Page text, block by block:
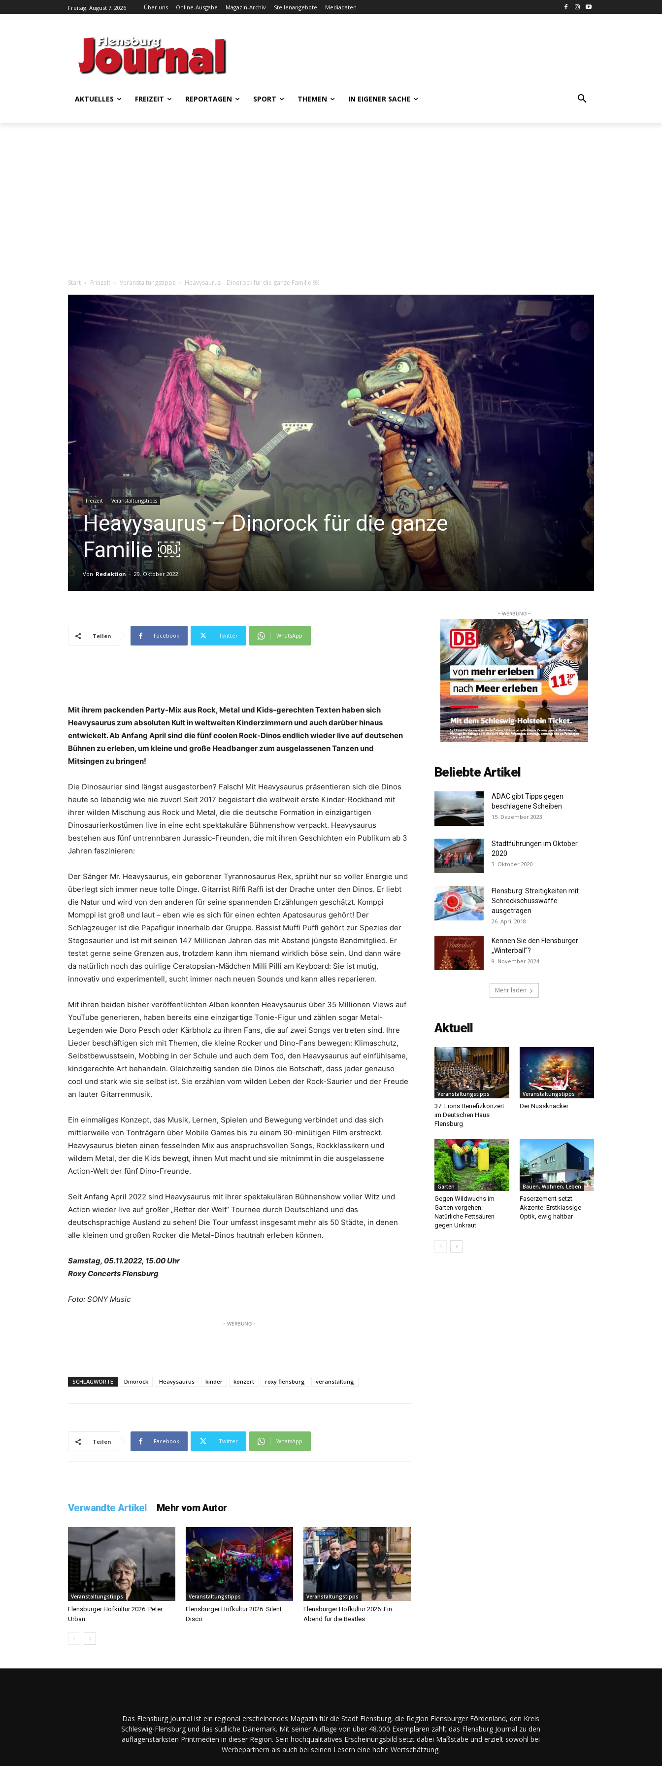
Freitag, August 7, 2026 Über uns Online-Ausgabe Magazin-Archiv Stellenangebote Mediadaten
AKTUELLES FREIZEIT REPORTAGEN SPORT THEMEN IN EIGENER SACHE
Start Freizeit Veranstaltungstipps Heavysaurus – Dinorock für die ganze Familie ￼
Freizeit Veranstaltungstipps
Heavysaurus – Dinorock für die ganze
Familie ￼
Von Redaktion - 29. Oktober 2022
Teilen Facebook Twitter WhatsApp
Mit ihrem packenden Party-Mix aus Rock, Metal und Kids-gerechten Texten haben sich
Heavysaurus zum absoluten Kult in weltweiten Kinderzimmern und auch darüber hinaus
entwickelt. Ab Anfang April sind die fünf coolen Rock-Dinos endlich wieder live auf deutschen
Bühnen zu erleben, um kleine und große Headbanger zum ausgelassenen Tanzen und
Mitsingen zu bringen!
Die Dinosaurier sind längst ausgestorben? Falsch! Mit Heavysaurus präsentieren sich die Dinos
heute so lebendig wie nie zuvor! Seit 2017 begeistert die weltweit erste Kinder-Rockband mit
ihrer wilden Mischung aus Rock und Metal, die die deutsche Formation in einzigartigen
Dinosaurierkostümen live in eine echt spektakuläre Bühnenshow verpackt. Heavysaurus
bestehen aus fünf untrennbaren Jurassic-Freunden, die mit ihren Geschichten ein Publikum ab 3
Jahren faszinieren:
Der Sänger Mr. Heavysaurus, ein geborener Tyrannosaurus Rex, sprüht nur so voller Energie und
überlegt sich immer neue tolle Dinge. Gitarrist Riffi Raffi ist der Drache unter den Dinos. Er liebt
die Natur und wird von den anderen für seine spannenden Erzählungen geschätzt. Komppi
Momppi ist groß und laut – eben wie es sich für einen echten Apatosaurus gehört! Der
Schlagzeuger ist die Papafigur innerhalb der Gruppe. Bassist Muffi Puffi gehört zur Spezies der
Stegosaurier und ist mit seinen 147 Millionen Jahren das mit Abstand jüngste Bandmitglied. Er
testet gerne seine Grenzen aus, trotzdem kann ihm niemand wirklich böse sein. Und dann wäre
da natürlich noch das quirlige Ceratopsian-Mädchen Milli Pilli am Keyboard: Sie ist mutig,
innovativ und experimentell, sucht immer nach neuen Sounds und kann alles reparieren.
Mit ihren beiden bisher veröffentlichten Alben konnten Heavysaurus über 35 Millionen Views auf
YouTube generieren, haben bereits eine einzigartige Tonie-Figur und zählen sogar Metal-
Legenden wie Doro Pesch oder Kärbholz zu ihren Fans, die auf zwei Songs vertreten sind. Ihre
Lieder beschäftigen sich mit Themen, die kleine Rocker und Dino-Fans bewegen: Klimaschutz,
Selbstbewusstsein, Mobbing in der Schule und auch dem Tod, den Heavysaurus auf einfühlsame,
kindgerechte Art behandeln. Gleichzeitig senden die Dinos die Botschaft, dass jeder genauso
cool und stark wie sie selbst ist. Sie erzählen vom wilden Leben der Rock-Saurier und der Freude
an lauter Gitarrenmusik.
Ein einmaliges Konzept, das Musik, Lernen, Spielen und Bewegung verbindet und das sich
mittlerweile von Tonträgern über Mobile Games bis zu einem 90-minütigen Film erstreckt.
Heavysaurus bieten einen fesselnden Mix aus anspruchsvollen Songs, Rockklassikern und
wildem Metal, der die Kids bewegt, ihnen Mut macht und sie mitnimmt in die ausgelassene
Action-Welt der fünf Dino-Freunde.
Seit Anfang April 2022 sind Heavysaurus mit ihrer spektakulären Bühnenshow voller Witz und
Action wieder live auf großer „Retter der Welt“ Tournee durch Deutschland und das
deutschsprachige Ausland zu sehen! Die Tour umfasst insgesamt mehr als 50 Städte, in denen
alle kleinen und großen Rocker die Metal-Dinos hautnah erleben können.
Samstag, 05.11.2022, 15.00 Uhr
Roxy Concerts Flensburg
Foto: SONY Music
- WERBUNG -
SCHLAGWORTE Dinorock Heavysaurus kinder konzert roxy flensburg veranstaltung
Teilen Facebook Twitter WhatsApp
Verwandte Artikel Mehr vom Autor
Veranstaltungstipps
Flensburger Hofkultur 2026: Peter
Urban
Veranstaltungstipps
Flensburger Hofkultur 2026: Silent
Disco
Veranstaltungstipps
Flensburger Hofkultur 2026: Ein
Abend für die Beatles
– WERBUNG –
Beliebte Artikel
ADAC gibt Tipps gegen
beschlagene Scheiben
15. Dezember 2023
Stadtführungen im Oktober
2020
3. Oktober 2020
Flensburg: Streitigkeiten mit
Schreckschusswaffe
ausgetragen
26. April 2018
Kennen Sie den Flensburger
„Winterball“?
9. November 2024
Mehr laden
Aktuell
Veranstaltungstipps
37. Lions Benefizkonzert
im Deutschen Haus
Flensburg
Veranstaltungstipps
Der Nussknacker
Garten
Gegen Wildwuchs im
Garten vorgehen:
Natürliche Fettsäuren
gegen Unkraut
Bauen, Wohnen, Leben
Faserzement setzt
Akzente: Erstklassige
Optik, ewig haltbar
Das Flensburg Journal ist ein regional erscheinendes Magazin für die Stadt Flensburg, die Region Flensburger Fördenland, den Kreis
Schleswig-Flensburg und das südliche Dänemark. Mit seiner Auflage von über 48.000 Exemplaren zählt das Flensburg Journal zu den
auflagenstärksten Printmedien in dieser Region. Sein hochqualitatives Erscheinungsbild setzt dabei Maßstäbe und erzielt sowohl bei
Werbepartnern als auch bei seinen Lesern eine hohe Wertschätzung.